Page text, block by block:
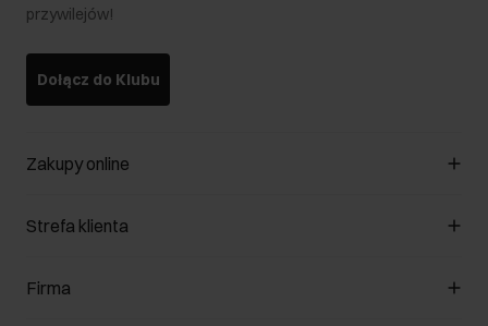
przywilejów!
Dołącz do Klubu
Zakupy online
Zarządzaj cookies
Formy płatności
Strefa klienta
Klub Klienta
Firma